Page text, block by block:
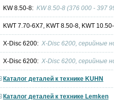
KW 8.50-8: KW 8.50-8 (376 000 - 397
KWT 7.70-6X7, KWT 8.50-8, KWT
X-Disc 6200: X-Disc 6200, серийные
X-Disc 6200: X-Disc 6200, серийные
Каталог деталей к технике KUHN
Каталог деталей к технике Lemken